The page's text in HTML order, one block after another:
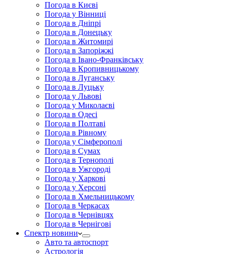
Погода в Києві
Погода у Вінниці
Погода в Дніпрі
Погода в Донецьку
Погода в Житомирі
Погода в Запоріжжі
Погода в Івано-Франківську
Погода в Кропивницькому
Погода в Луганську
Погода в Луцьку
Погода у Львові
Погода у Миколаєві
Погода в Одесі
Погода в Полтаві
Погода в Рівному
Погода у Сімферополі
Погода в Сумах
Погода в Тернополі
Погода в Ужгороді
Погода у Харкові
Погода у Херсоні
Погода в Хмельницькому
Погода в Черкасах
Погода в Чернівцях
Погода в Чернігові
Спектр новини
Авто та автоспорт
Астрологія